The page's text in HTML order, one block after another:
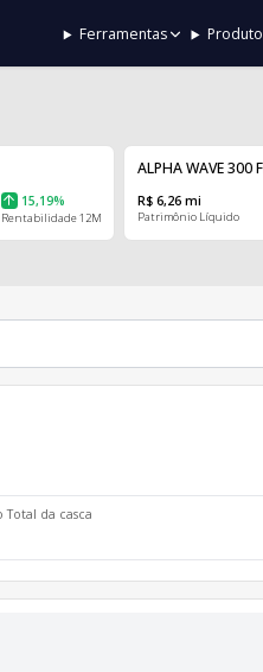
Ferramentas
15,19%
Rentabilidade 12M
ALPHA WAVE 300
R$ 6,26 mi
Patrimônio Líquido
Total da casca